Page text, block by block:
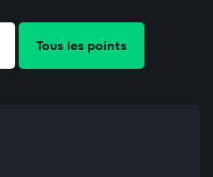
Tous les points